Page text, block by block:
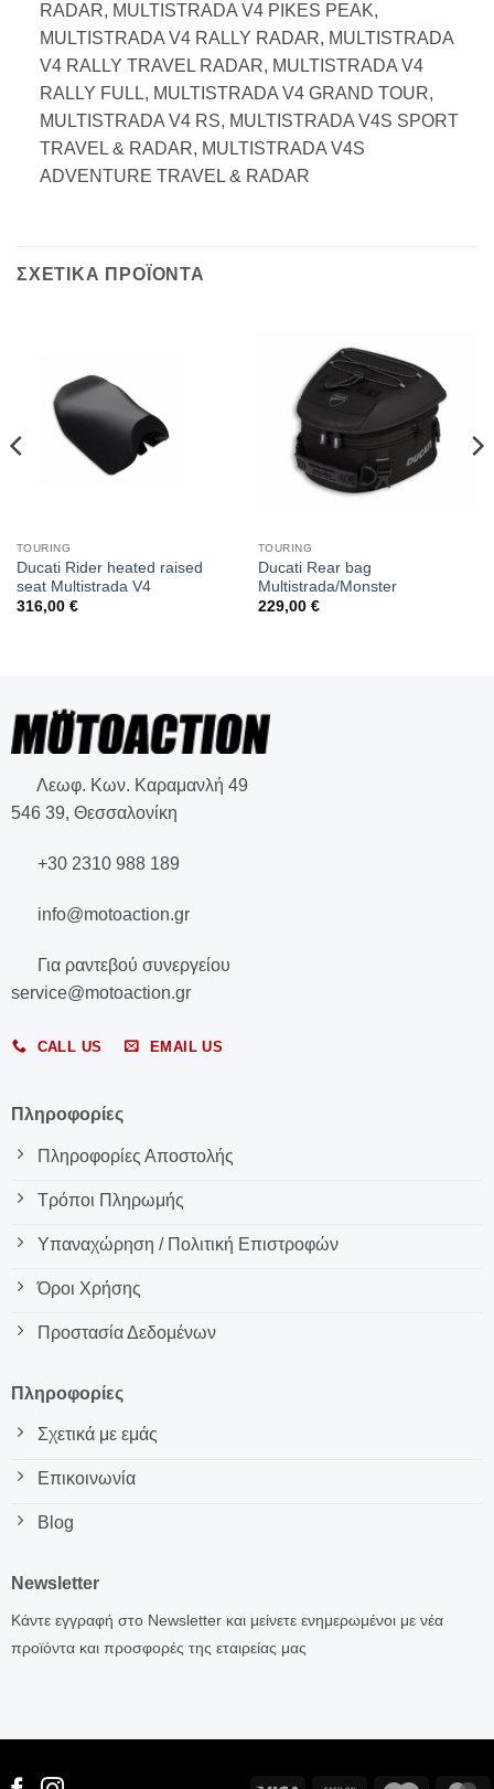
RADAR, MULTISTRADA V4 PIKES PEAK,
MULTISTRADA V4 RALLY RADAR, MULTISTRADA
V4 RALLY TRAVEL RADAR, MULTISTRADA V4
RALLY FULL, MULTISTRADA V4 GRAND TOUR,
MULTISTRADA V4 RS, MULTISTRADA V4S SPORT
TRAVEL & RADAR, MULTISTRADA V4S
ADVENTURE TRAVEL & RADAR
ΣΧΕΤΙΚΑ ΠΡΟΪΟΝΤΑ
TOURING
Ducati Rider heated raised
seat Multistrada V4
316,00 €
TOURING
Ducati Rear bag
Multistrada/Monster
229,00 €
Λεωφ. Κων. Καραμανλή 49
546 39, Θεσσαλονίκη
+30 2310 988 189
info@motoaction.gr
Για ραντεβού συνεργείου
service@motoaction.gr
CALL US EMAIL US
Πληροφορίες
Πληροφορίες Αποστολής
Τρόποι Πληρωμής
Υπαναχώρηση / Πολιτική Επιστροφών
Όροι Χρήσης
Προστασία Δεδομένων
Πληροφορίες
Σχετικά με εμάς
Επικοινωνία
Blog
Newsletter
Κάντε εγγραφή στο Newsletter και μείνετε ενημερωμένοι με νέα
προϊόντα και προσφορές της εταιρείας μας